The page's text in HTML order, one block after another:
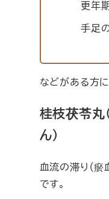
更年
手足
などがある方
桂枝茯苓丸
ん）
血流の滞り（
です。